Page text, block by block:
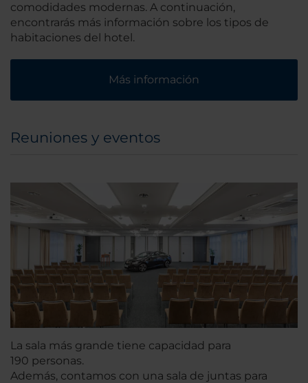
comodidades modernas. A continuación,
encontrarás más información sobre los tipos de
habitaciones del hotel.
Más información
Reuniones y eventos
La sala más grande tiene capacidad para
190 personas.
Además, contamos con una sala de juntas para